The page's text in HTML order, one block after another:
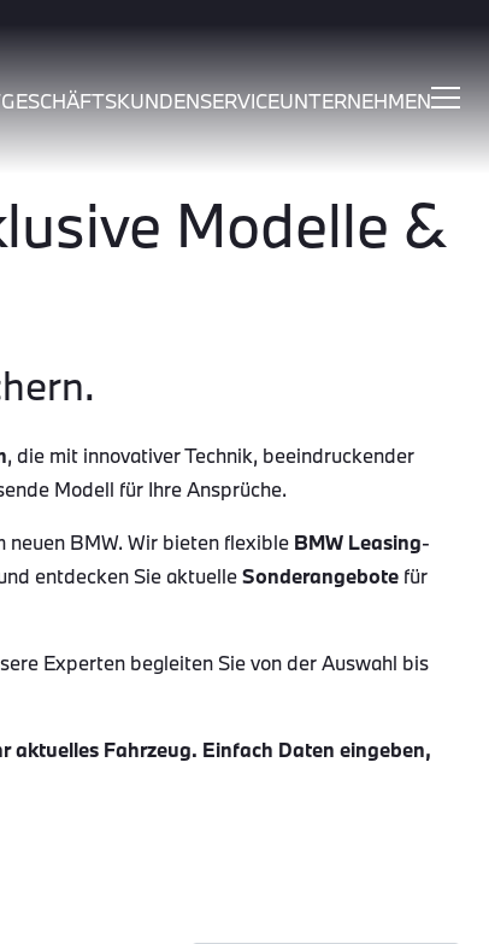
GESCHÄFTSKUNDENSERVICEUNTERNEHMEN
Modelle &
, die mit innovativer Technik, beeindruckender
Modell für Ihre Ansprüche.
neuen BMW. Wir bieten flexible BMW Leasing-
entdecken Sie aktuelleSonderangebote für
Experten begleiten Sie von der Auswahl bis
aktuelles Fahrzeug. Einfach Daten eingeben,